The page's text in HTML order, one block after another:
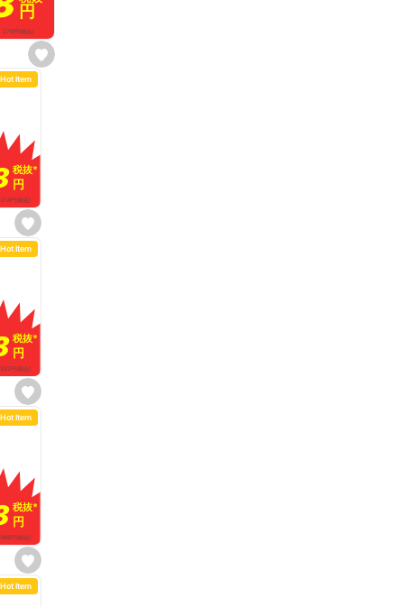
s
e
円
円
279円(税込)
s
e
t
r
i
t
e
Hot Item
税抜*
税抜*
円
円
214円(税込)
s
e
t
r
i
t
e
Hot Item
税抜*
税抜*
円
円
322円(税込)
s
e
t
Hot Item
税抜*
税抜*
円
円
366円(税込)
Hot Item